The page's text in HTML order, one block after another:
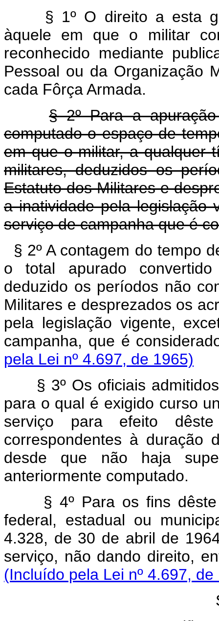
§ 1º O direito a esta
àquele em que o militar
reconhecido mediante
Pessoal ou da Organização
cada Fôrça Armada.
§ 2º Para a
computado o espaço de
em que o militar, a qualquer
militares, deduzidos os
Estatuto dos Militares e
a inatividade pela legislação
serviço de campanha que é
§ 2º A contagem do tempo
o total apurado
deduzido os períodos não
Militares e desprezados os
pela legislação vigente,
campanha, que é
pela Lei nº 4.697, de 1965)
§ 3º Os oficiais
para o qual é exigido curso
serviço para efeito
correspondentes à duração
desde que não haja
anteriormente computado.
§ 4º Para os fins
federal, estadual ou
4.328, de 30 de abril de
serviço, não dando direito,
(Incluído pela Lei nº 4.697, de